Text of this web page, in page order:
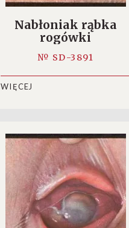
Nabłoniak rąbka
rogówki
№ SD-3891
WIĘCEJ